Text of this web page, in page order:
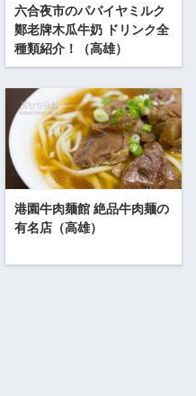
六合夜市のパパイヤミルク
鄭老牌木瓜牛奶 ドリンク全
種類紹介！（高雄）
港園牛肉麺館 絶品牛肉麺の
有名店（高雄）